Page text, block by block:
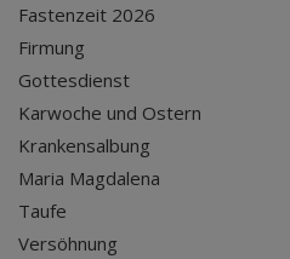
Fastenzeit 2026
Firmung
Gottesdienst
Karwoche und Ostern
Krankensalbung
Maria Magdalena
Taufe
Versöhnung